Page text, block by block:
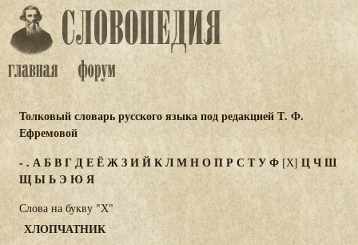
Толковый словарь русского языка под редакцией Т. Ф.
Ефремовой
- . АБВГДЕЁЖЗИЙКЛМНОПР С ТУФ [Х] ЦЧШ
ЩЫЬЭ ЮЯ
Слова на букву "Х"
ХЛОПЧАТНИК